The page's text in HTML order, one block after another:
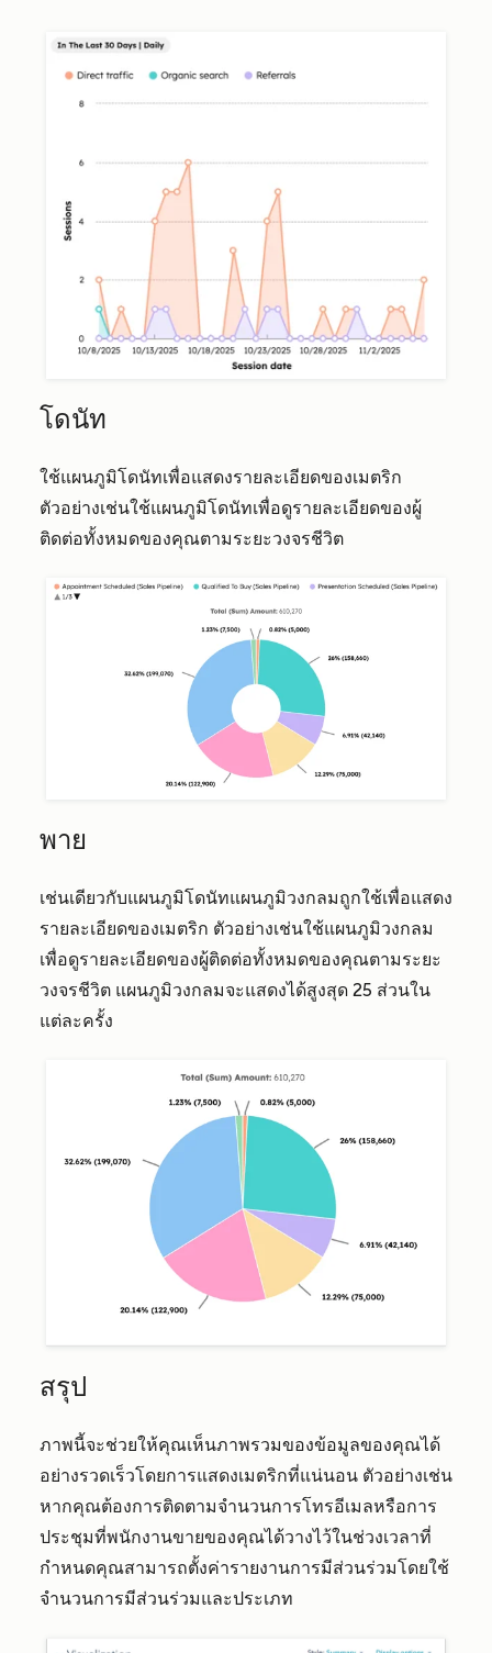
โดนัท
ใช้แผนภูมิโดนัทเพื่อแสดงรายละเอียดของเมตริก
ตัวอย่างเช่นใช้แผนภูมิโดนัทเพื่อดูรายละเอียดของผู้
ติดต่อทั้งหมดของคุณตามระยะวงจรชีวิต
พาย
เช่นเดียวกับแผนภูมิโดนัทแผนภูมิวงกลมถูกใช้เพื่อแสดง
รายละเอียดของเมตริก ตัวอย่างเช่นใช้แผนภูมิวงกลม
เพื่อดูรายละเอียดของผู้ติดต่อทั้งหมดของคุณตามระยะ
วงจรชีวิต แผนภูมิวงกลมจะแสดงได้สูงสุด 25 ส่วนใน
แต่ละครั้ง
สรุป
ภาพนี้จะช่วยให้คุณเห็นภาพรวมของข้อมูลของคุณได้
อย่างรวดเร็วโดยการแสดงเมตริกที่แน่นอน ตัวอย่างเช่น
หากคุณต้องการติดตามจำนวนการโทรอีเมลหรือการ
ประชุมที่พนักงานขายของคุณได้วางไว้ในช่วงเวลาที่
กำหนดคุณสามารถตั้งค่ารายงานการมีส่วนร่วมโดยใช้
จำนวนการมีส่วนร่วมและประเภท